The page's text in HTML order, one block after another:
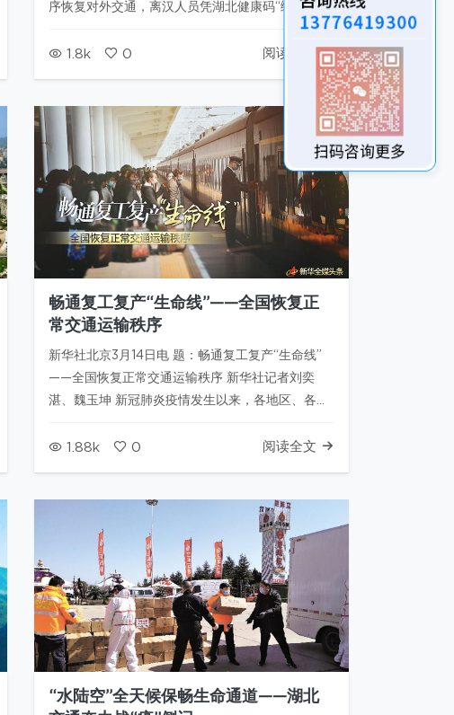
序恢复对外交通，离汉人员凭湖北健康码“绿码”安
全有序流动。 为此，武汉地区武昌站、武汉站、汉
口站等火车站将重新开启进站通道，恢复办理旅客
进站客运业务，旅客持健康码“绿码”经测量体温、
1.8k 0 阅读全文
畅通复工复产“生命线”——全国恢复正
常交通运输秩序
新华社北京3月14日电 题：畅通复工复产“生命线”
——全国恢复正常交通运输秩序 新华社记者刘奕
湛、魏玉坤 新冠肺炎疫情发生以来，各地区、各部
疫情防控，一手抓保通保畅，为做好疫情防控工作
1.88k 0 阅读全文
“水陆空”全天候保畅生命通道——湖北